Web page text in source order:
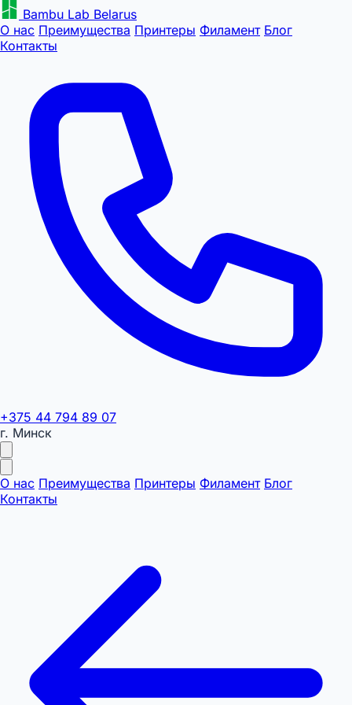
Bambu Lab Belarus
О нас Преимущества Принтеры Филамент Блог
Контакты
+375 44 794 89 07
г. Минск
О нас Преимущества Принтеры Филамент Блог
Контакты